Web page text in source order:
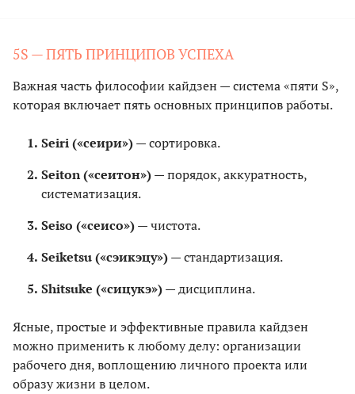
5S — ПЯТЬ ПРИНЦИПОВ УСПЕХА
Важная часть философии кайдзен — система «пяти S»,
которая включает пять основных принципов работы.
Seiri («сеири»)— сортировка.
Seiton («сеитон»)— порядок, аккуратность,
систематизация.
Seiso («сеисо»)— чистота.
Seiketsu («сэикэцу»)— стандартизация.
Shitsuke («сицукэ»)— дисциплина.
Ясные, простые и эффективные правила кайдзен
можно применить к любому делу: организации
рабочего дня, воплощению личного проекта или
образу жизни в целом.